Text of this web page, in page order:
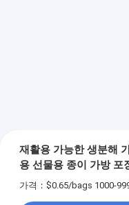
재활용 가능한 생분해
용 선물용 종이 가방 포
가격：$0.65/bags 1000-